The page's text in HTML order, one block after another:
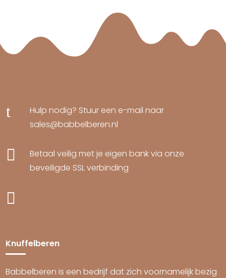
t
Hulp nodig? Stuur een e-mail naar
sales@babbelberen.nl

Betaal veilig met je eigen bank via onze
beveiligde SSL verbinding

Knuffelberen
Babbelberen is een bedrijf dat zich voornamelijk bezig